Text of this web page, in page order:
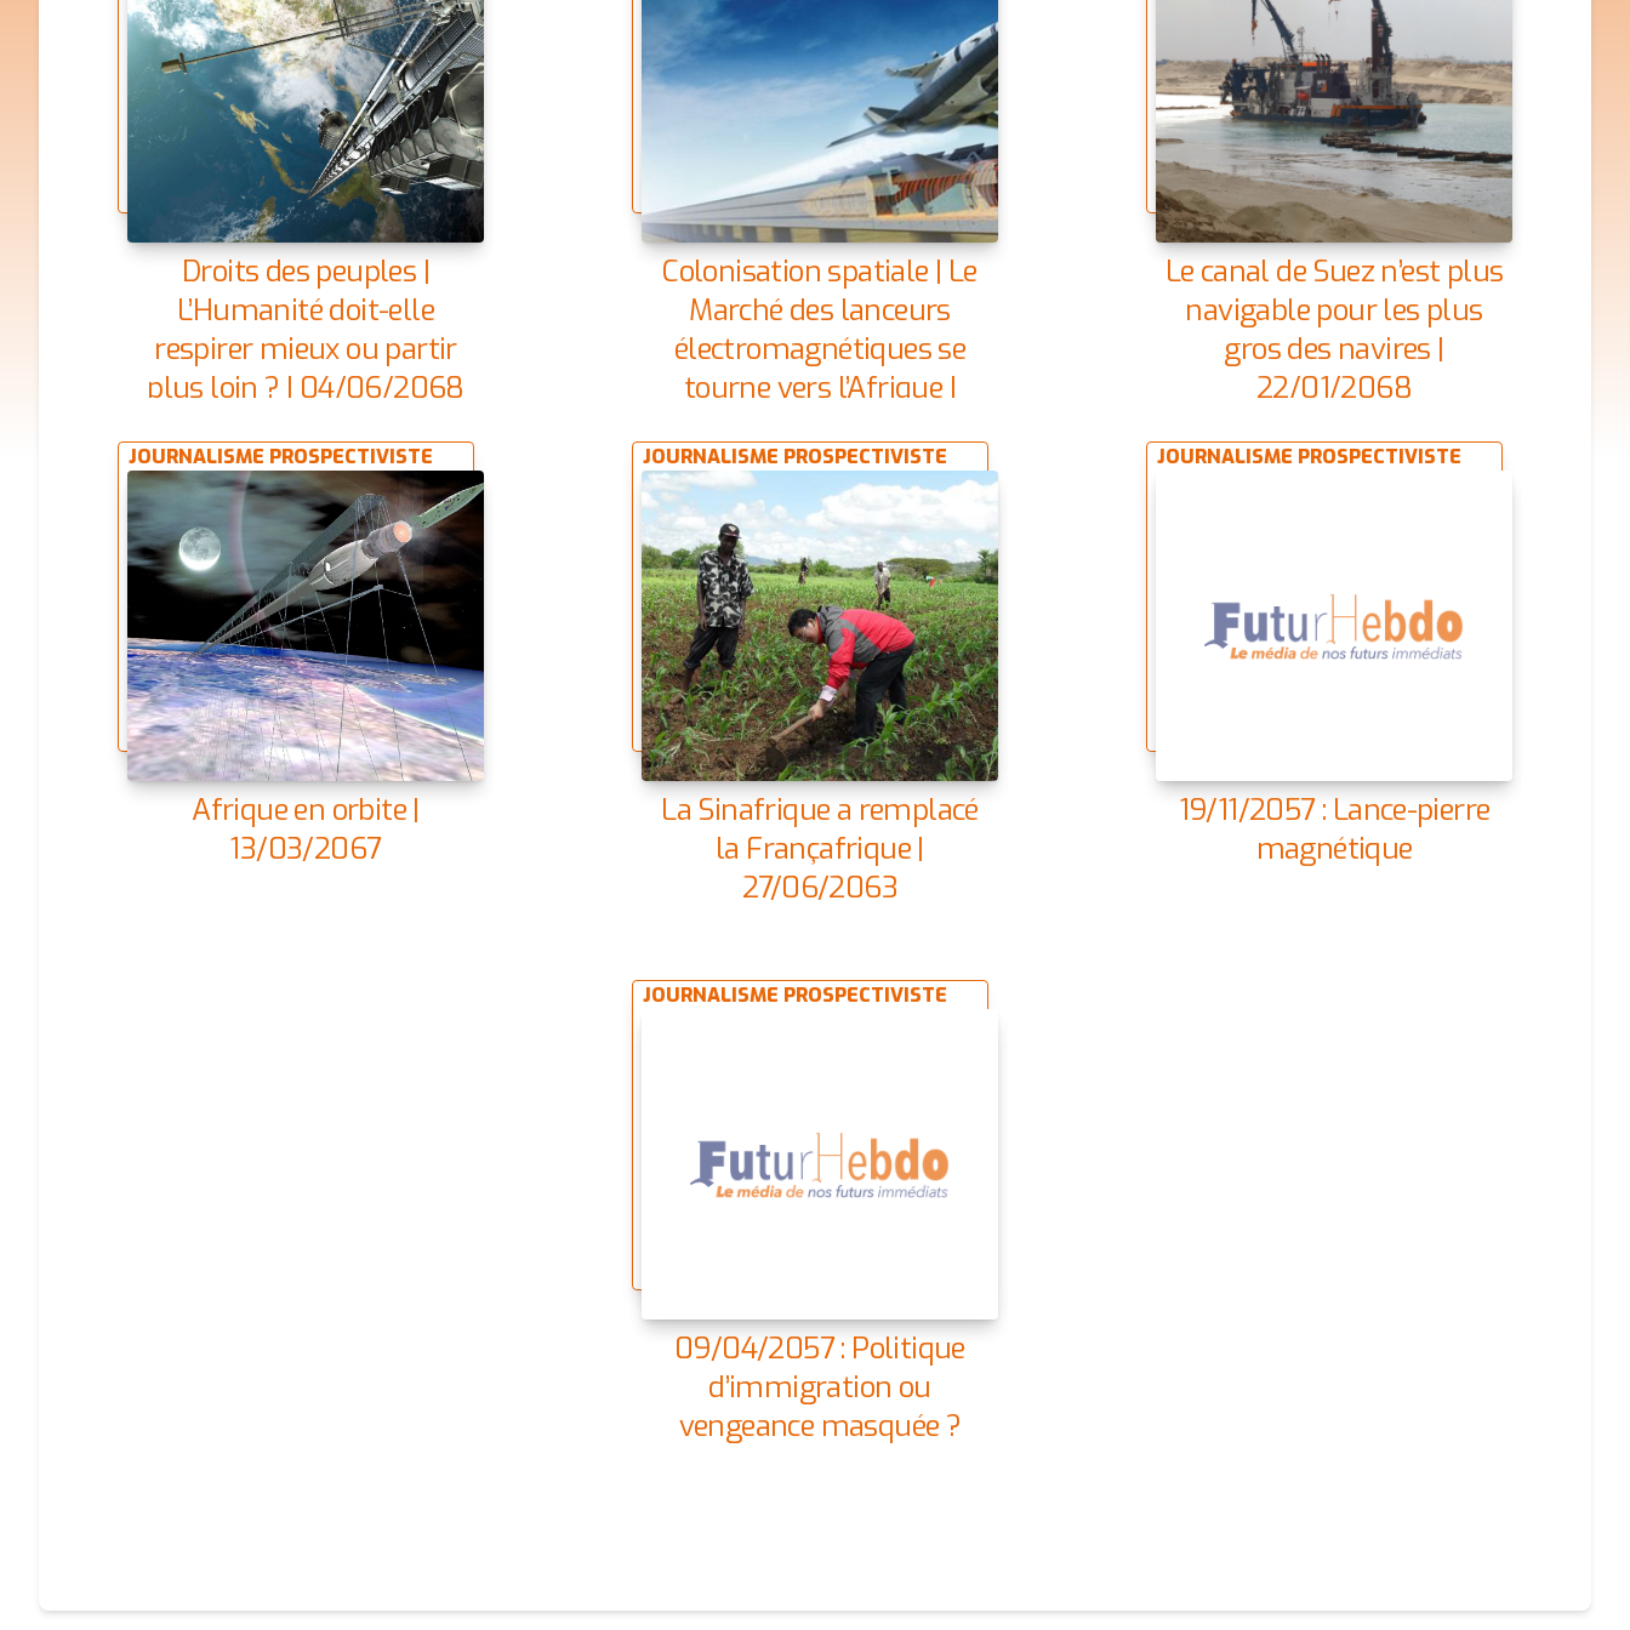
Droits des peuples |
L’Humanité doit-elle
respirer mieux ou partir
plus loin ? | 04/06/2068
Colonisation spatiale | Le
Marché des lanceurs
électromagnétiques se
tourne vers l’Afrique |
Le canal de Suez n’est plus
navigable pour les plus
gros des navires |
22/01/2068
JOURNALISME PROSPECTIVISTE
Afrique en orbite |
13/03/2067
JOURNALISME PROSPECTIVISTE
La Sinafrique a remplacé
la Françafrique |
27/06/2063
JOURNALISME PROSPECTIVISTE
19/11/2057 : Lance-pierre
magnétique
JOURNALISME PROSPECTIVISTE
09/04/2057 : Politique
d’immigration ou
vengeance masquée ?